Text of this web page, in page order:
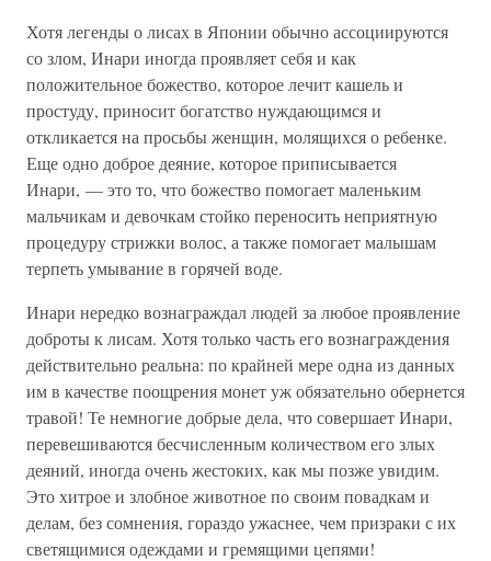
Хотя легенды о лисах в Японии обычно ассоциируются
со злом, Инари иногда проявляет себя и как
положительное божество, которое лечит кашель и
простуду, приносит богатство нуждающимся и
откликается на просьбы женщин, молящихся о ребенке.
Еще одно доброе деяние, которое приписывается
Инари, — это то, что божество помогает маленьким
мальчикам и девочкам стойко переносить неприятную
процедуру стрижки волос, а также помогает малышам
терпеть умывание в горячей воде.
Инари нередко вознаграждал людей за любое проявление
доброты к лисам. Хотя только часть его вознаграждения
действительно реальна: по крайней мере одна из данных
им в качестве поощрения монет уж обязательно обернется
травой! Те немногие добрые дела, что совершает Инари,
перевешиваются бесчисленным количеством его злых
деяний, иногда очень жестоких, как мы позже увидим.
Это хитрое и злобное животное по своим повадкам и
делам, без сомнения, гораздо ужаснее, чем призраки с их
светящимися одеждами и гремящими цепями!